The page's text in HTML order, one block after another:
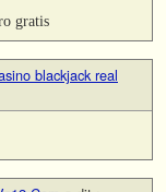
gratis
blackjack real